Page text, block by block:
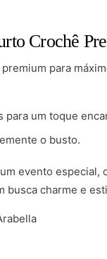
Crochê
para
para um toque
o busto.
evento especial,
busca charme e